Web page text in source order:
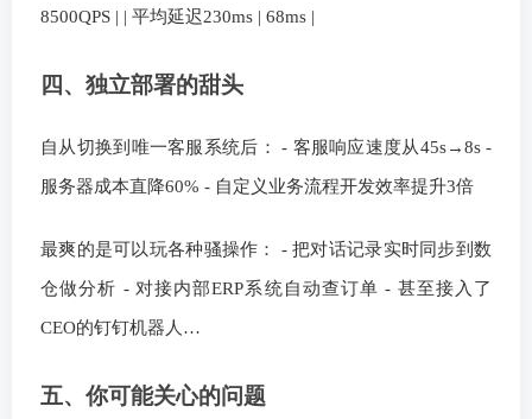
8500QPS | | 平均延迟230ms | 68ms |
四、独立部署的甜头
自从切换到唯一客服系统后： - 客服响应速度从45s→8s -
服务器成本直降60% - 自定义业务流程开发效率提升3倍
最爽的是可以玩各种骚操作： - 把对话记录实时同步到数
仓做分析 - 对接内部ERP系统自动查订单 - 甚至接入了
CEO的钉钉机器人…
五、你可能关心的问题